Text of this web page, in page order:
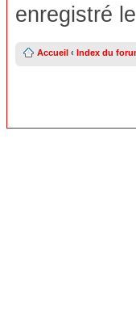
enregistré
Accueil ‹ Index du